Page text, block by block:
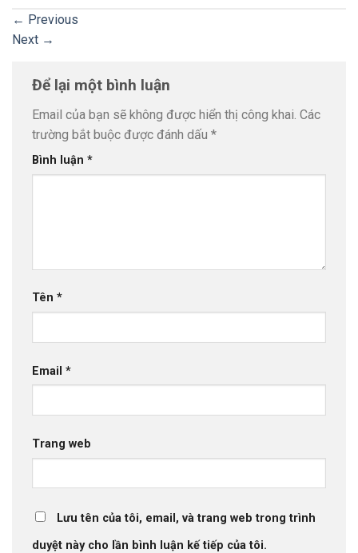
← Previous
Next →
Để lại một bình luận
Email của bạn sẽ không được hiển thị công khai. Các
trường bắt buộc được đánh dấu *
Bình luận *
Tên *
Email *
Trang web
Lưu tên của tôi, email, và trang web trong trình
duyệt này cho lần bình luận kế tiếp của tôi.